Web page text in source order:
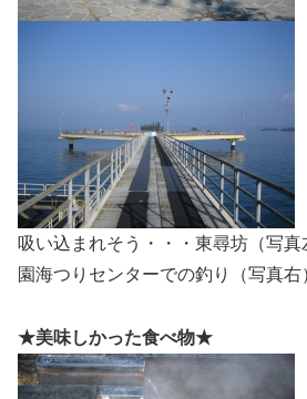
吸い込まれそう・・・東尋坊（写
園海つりセンターでの釣り（写真右
★美味しかった食べ物★